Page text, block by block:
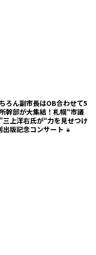
ろん副市長はOB合わせて5
幹部が大集結！札幌“市議
三上洋右氏が“力を見せつけ
出版記念コンサート